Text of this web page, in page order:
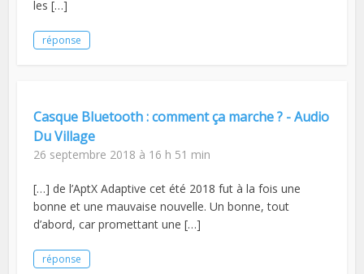
les […]
réponse
Casque Bluetooth : comment ça marche ? - Audio
Du Village
26 septembre 2018 à 16 h 51 min
[…] de l’AptX Adaptive cet été 2018 fut à la fois une
bonne et une mauvaise nouvelle. Un bonne, tout
d’abord, car promettant une […]
réponse